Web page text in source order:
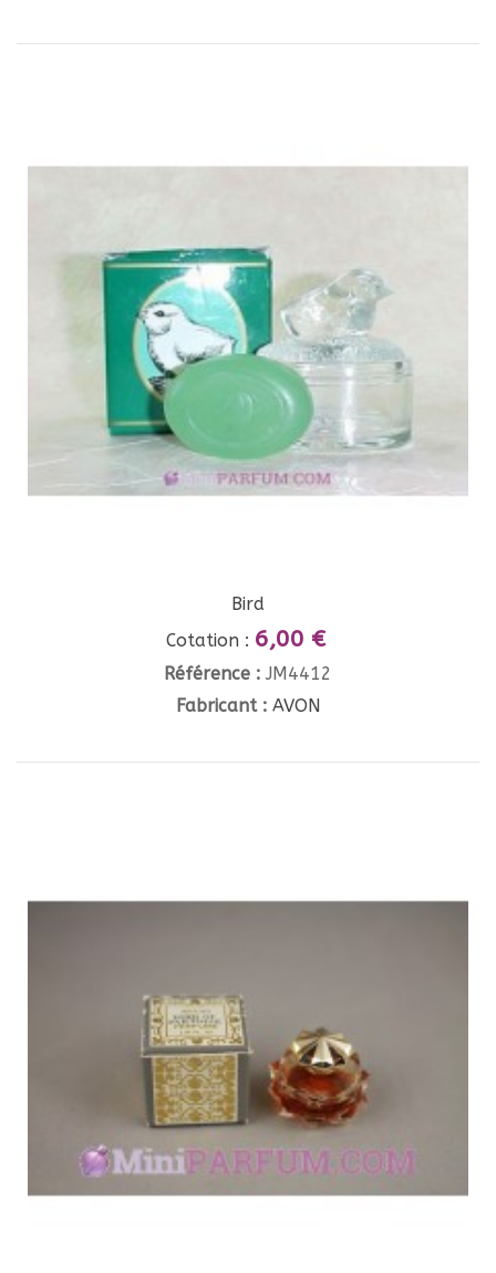
Bird
Cotation : 6,00 €
Référence : JM4412
Fabricant : AVON